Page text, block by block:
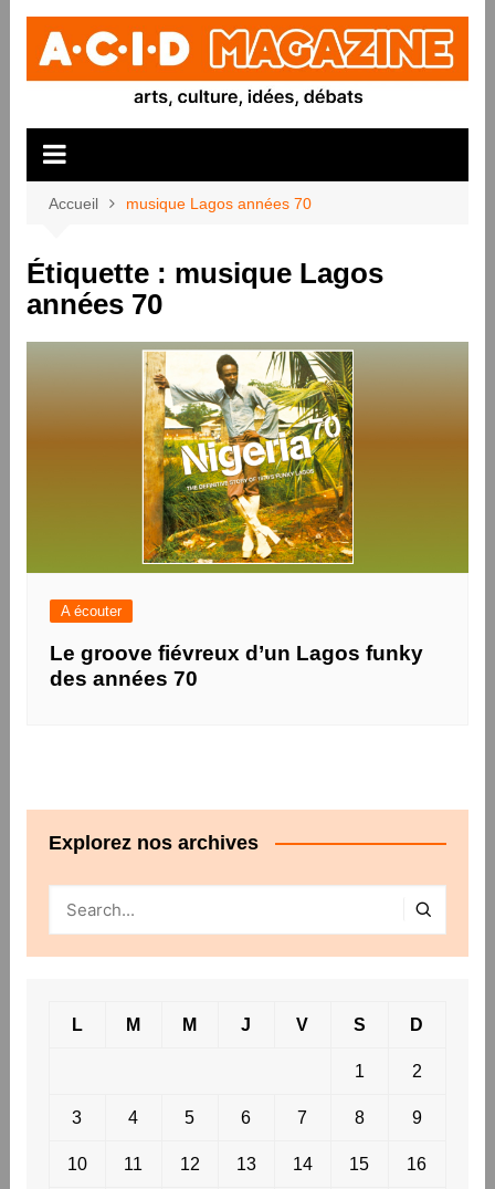
Aller
contenu
Accueil musique Lagos années 70
Étiquette : musique Lagos
années 70
A écouter
Le groove fiévreux d’un Lagos funky
des années 70
Explorez nos archives
L M M J V S D
1 2
3 4 5 6 7 8 9
10 11 12 13 14 15 16